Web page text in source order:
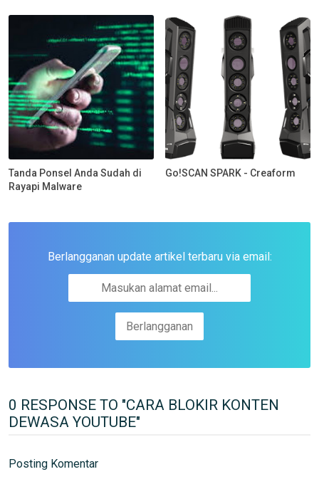
Tanda Ponsel Anda Sudah di
Rayapi Malware
Go!SCAN SPARK - Creaform
Berlangganan update artikel terbaru via email:
0 RESPONSE TO "CARA BLOKIR KONTEN
DEWASA YOUTUBE"
Posting Komentar